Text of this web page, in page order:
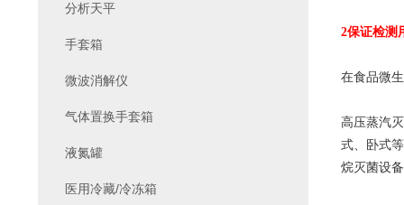
2保证检测
在食品微
高压蒸汽
式、卧式
烷灭菌设
分析天平
手套箱
微波消解仪
气体置换手套箱
液氮罐
医用冷藏/冷冻箱